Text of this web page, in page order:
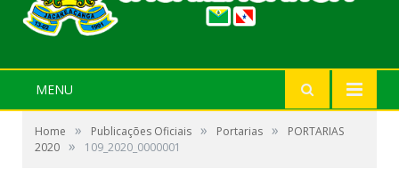
MENU
Home » Publicações Oficiais » Portarias »
PORTARIAS
2020 » 109_2020_0000001